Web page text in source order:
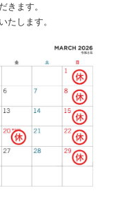
きます。
たします。